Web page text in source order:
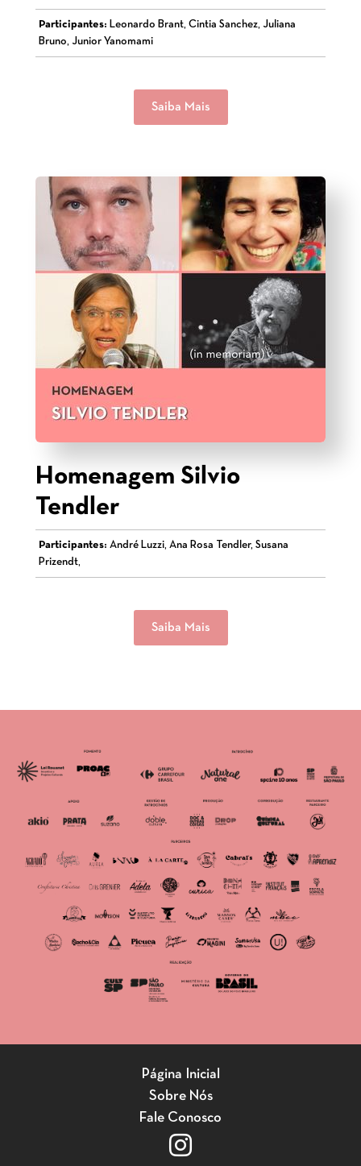
Participantes: Leonardo Brant, Cintia Sanchez, Juliana
Bruno, Junior Yanomami
Saiba Mais
Homenagem Silvio
Tendler
Participantes: André Luzzi, Ana Rosa Tendler, Susana
Prizendt,
Saiba Mais
Página Inicial
Sobre Nós
Fale Conosco